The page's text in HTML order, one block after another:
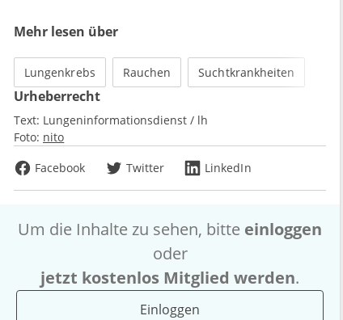
Mehr lesen über
Lungenkrebs Rauchen Suchtkrankheiten
Urheberrecht
Text: Lungeninformationsdienst / lh
Foto: nito
Facebook
Twitter LinkedIn
Um die Inhalte zu sehen, bitte einloggen
oder
jetzt kostenlos Mitglied werden.
Einloggen